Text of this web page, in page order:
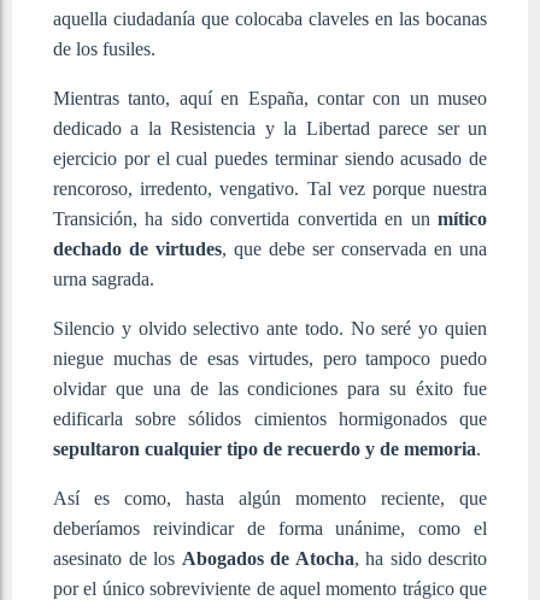
aquella ciudadanía que colocaba claveles en las bocanas
de los fusiles.
Mientras tanto, aquí en España, contar con un museo
dedicado a la Resistencia y la Libertad parece ser un
ejercicio por el cual puedes terminar siendo acusado de
rencoroso, irredento, vengativo. Tal vez porque nuestra
Transición, ha sido convertida convertida en un mítico
dechado de virtudes, que debe ser conservada en una
urna sagrada.
Silencio y olvido selectivo ante todo. No seré yo quien
niegue muchas de esas virtudes, pero tampoco puedo
olvidar que una de las condiciones para su éxito fue
edificarla sobre sólidos cimientos hormigonados que
sepultaron cualquier tipo de recuerdo y de memoria.
Así es como, hasta algún momento reciente, que
deberíamos reivindicar de forma unánime, como el
asesinato de los Abogados de Atocha, ha sido descrito
por el único sobreviviente de aquel momento trágico que